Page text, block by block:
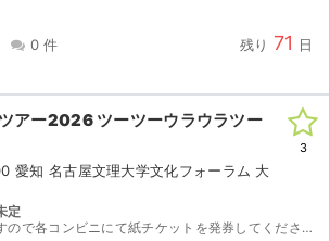
0 件 残り 71 日
アー2026 ツーツーウラウラツー
愛知 名古屋文理大学文化フォーラム 大
定
を発券してください。お座席は紙チケットを発券してみないと分かりませんのでご検討宜しくお願い致します。
3